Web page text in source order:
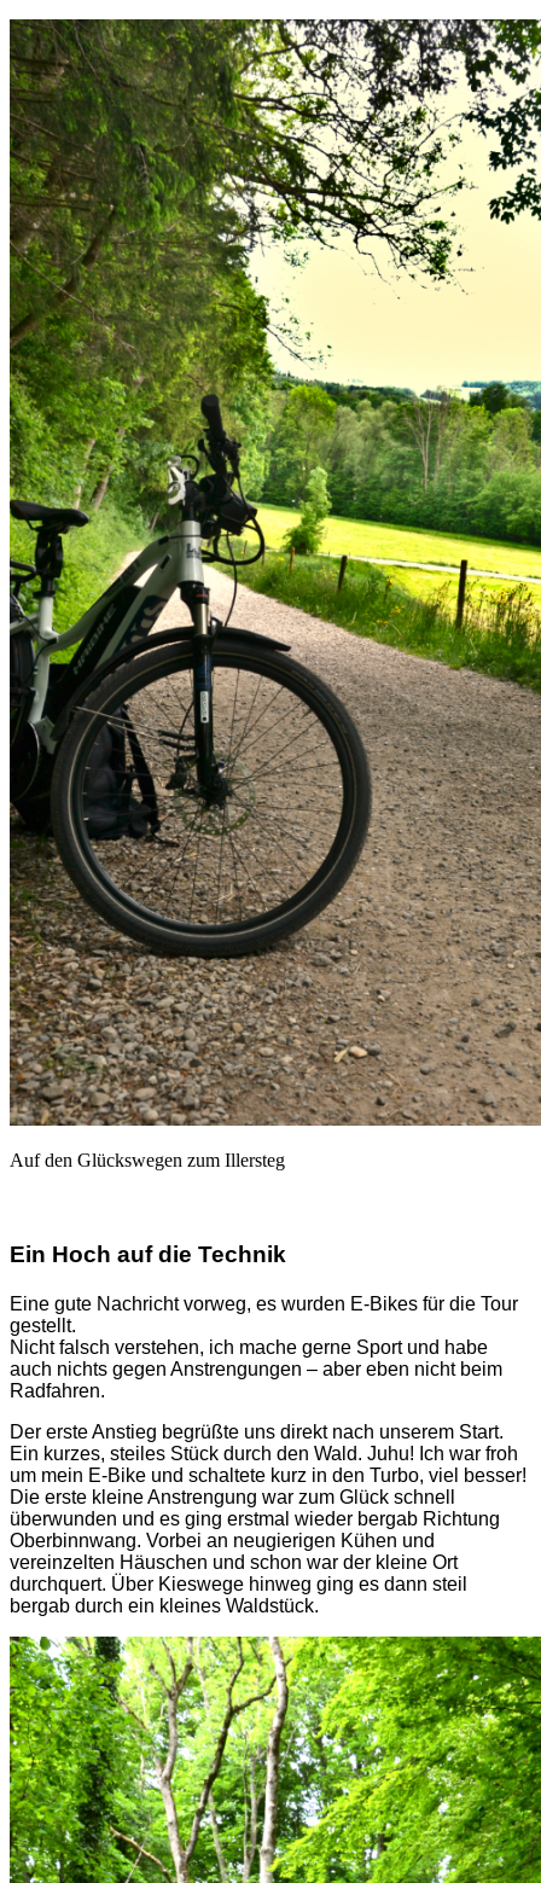
Auf den Glückswegen zum Illersteg
Ein Hoch auf die Technik
Eine gute Nachricht vorweg, es wurden E-Bikes für die Tour
gestellt.
Nicht falsch verstehen, ich mache gerne Sport und habe
auch nichts gegen Anstrengungen – aber eben nicht beim
Radfahren.
Der erste Anstieg begrüßte uns direkt nach unserem Start.
Ein kurzes, steiles Stück durch den Wald. Juhu! Ich war froh
um mein E-Bike und schaltete kurz in den Turbo, viel besser!
Die erste kleine Anstrengung war zum Glück schnell
überwunden und es ging erstmal wieder bergab Richtung
Oberbinnwang. Vorbei an neugierigen Kühen und
vereinzelten Häuschen und schon war der kleine Ort
durchquert. Über Kieswege hinweg ging es dann steil
bergab durch ein kleines Waldstück.